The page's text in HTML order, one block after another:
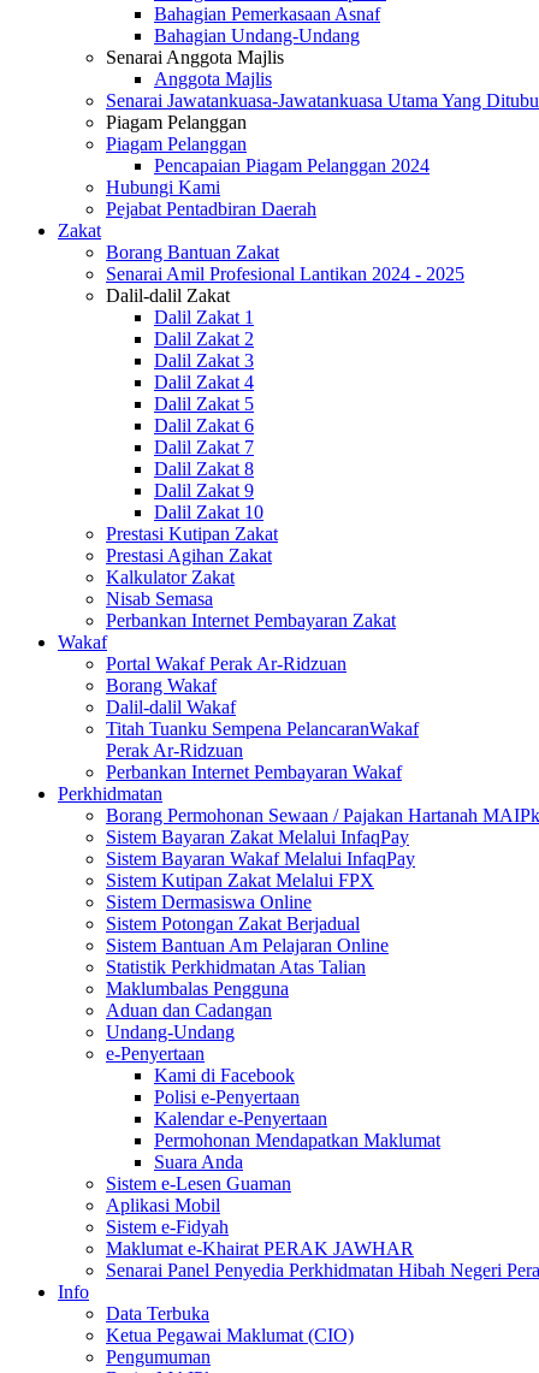
Bahagian Pemerkasaan Asnaf
Bahagian Undang-Undang
Senarai Anggota Majlis
Anggota Majlis
Senarai Jawatankuasa-Jawatankuasa Utama Yang
Piagam Pelanggan
Piagam Pelanggan
Pencapaian Piagam Pelanggan 2024
Hubungi Kami
Pejabat Pentadbiran Daerah
Zakat
Borang Bantuan Zakat
Senarai Amil Profesional Lantikan 2024 - 2025
Dalil-dalil Zakat
Dalil Zakat 1
Dalil Zakat 2
Dalil Zakat 3
Dalil Zakat 4
Dalil Zakat 5
Dalil Zakat 6
Dalil Zakat 7
Dalil Zakat 8
Dalil Zakat 9
Dalil Zakat 10
Prestasi Kutipan Zakat
Prestasi Agihan Zakat
Kalkulator Zakat
Nisab Semasa
Perbankan Internet Pembayaran Zakat
Wakaf
Portal Wakaf Perak Ar-Ridzuan
Borang Wakaf
Dalil-dalil Wakaf
Titah Tuanku Sempena PelancaranWakaf
Perak Ar-Ridzuan
Perbankan Internet Pembayaran Wakaf
Perkhidmatan
Borang Permohonan Sewaan / Pajakan Hartanah MAIPk
Sistem Bayaran Zakat Melalui InfaqPay
Sistem Bayaran Wakaf Melalui InfaqPay
Sistem Kutipan Zakat Melalui FPX
Sistem Dermasiswa Online
Sistem Potongan Zakat Berjadual
Sistem Bantuan Am Pelajaran Online
Statistik Perkhidmatan Atas Talian
Maklumbalas Pengguna
Aduan dan Cadangan
Undang-Undang
e-Penyertaan
Kami di Facebook
Polisi e-Penyertaan
Kalendar e-Penyertaan
Permohonan Mendapatkan Maklumat
Suara Anda
Sistem e-Lesen Guaman
Aplikasi Mobil
Sistem e-Fidyah
Maklumat e-Khairat PERAK JAWHAR
Senarai Panel Penyedia Perkhidmatan Hibah Negeri
Info
Data Terbuka
Ketua Pegawai Maklumat (CIO)
Pengumuman